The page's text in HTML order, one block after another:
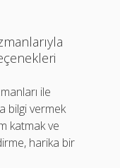
ile
bilgi vermek
katmak ve
harika bir